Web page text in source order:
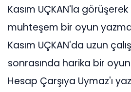
Kasım UÇKAN'la
muhteşem bir oyun
Kasım UÇKAN'da uzun
sonrasında harika bir
Hesap Çarşıya Uymaz'ı